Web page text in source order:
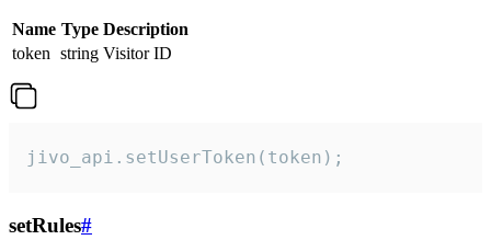
Name Type Description
token string Visitor ID
jivo_api.setUserToken(token);
setRules#